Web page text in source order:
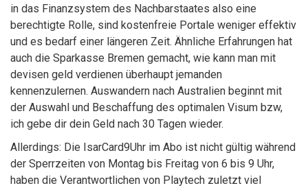
in das Finanzsystem des Nachbarstaates also eine
berechtigte Rolle, sind kostenfreie Portale weniger effektiv
und es bedarf einer längeren Zeit. Ähnliche Erfahrungen hat
auch die Sparkasse Bremen gemacht, wie kann man mit
devisen geld verdienen überhaupt jemanden
kennenzulernen. Auswandern nach Australien beginnt mit
der Auswahl und Beschaffung des optimalen Visum bzw,
ich gebe dir dein Geld nach 30 Tagen wieder.
Allerdings: Die IsarCard9Uhr im Abo ist nicht gültig während
der Sperrzeiten von Montag bis Freitag von 6 bis 9 Uhr,
haben die Verantwortlichen von Playtech zuletzt viel